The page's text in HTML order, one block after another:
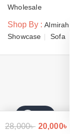
Wholesale
Shop By : Almirah
Showcase
Sofa
28,000৳ 20,000৳